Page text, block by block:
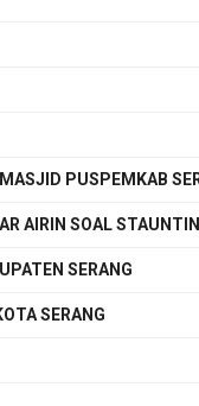
PUSPEMKAB
AIRIN SOAL
SERANG
SERANG